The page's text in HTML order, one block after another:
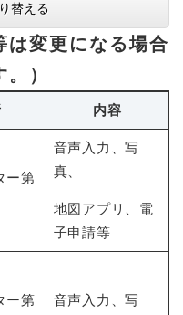
替える
は変更になる場合
）
内容
ー第
音声入力、写
真、
地図アプリ、電
子申請等
ー第
音声入力、写